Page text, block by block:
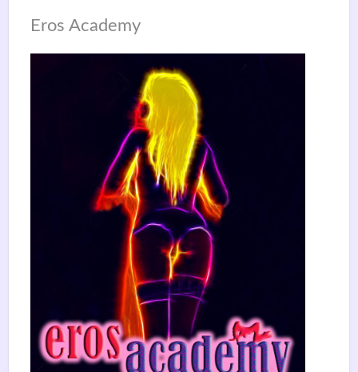
Eros Academy